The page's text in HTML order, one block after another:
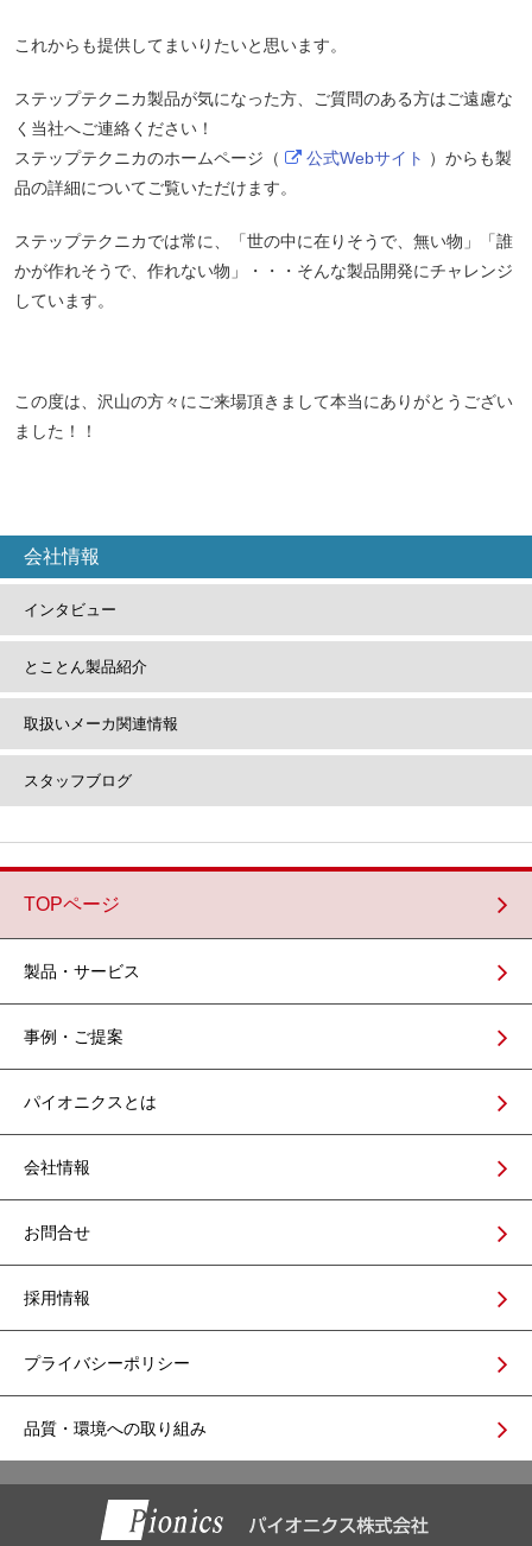
これからも提供してまいりたいと思います。
ステップテクニカ製品が気になった方、ご質問のある方はご遠慮な
く当社へご連絡ください！
ステップテクニカのホームページ（
公式Webサイト ）からも製
品の詳細についてご覧いただけます。
ステップテクニカでは常に、「世の中に在りそうで、無い物」「誰
かが作れそうで、作れない物」・・・そんな製品開発にチャレンジ
しています。
この度は、沢山の方々にご来場頂きまして本当にありがとうござい
ました！！
会社情報
インタビュー
とことん製品紹介
取扱いメーカ関連情報
スタッフブログ
TOPページ
製品・サービス
事例・ご提案
パイオニクスとは
会社情報
お問合せ
採用情報
プライバシーポリシー
品質・環境への取り組み